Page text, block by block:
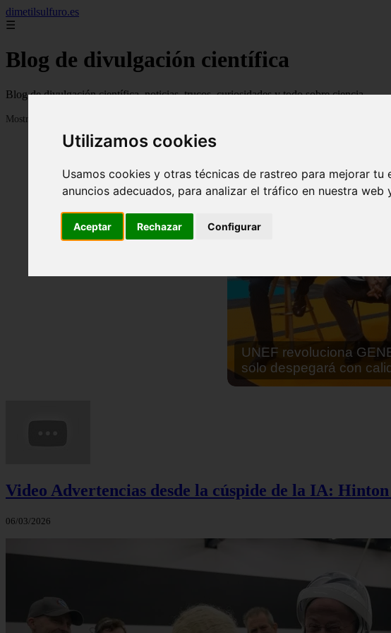
Utilizamos cookies
Usamos cookies y otras técnicas de rastreo para mejorar
anuncios adecuados, para analizar el tráfico en nuestra
Aceptar Rechazar Configurar
dimetilsulfuro.es
☰
Blog de divulgación científica
Blog de divulgación científica, noticias, trucos, curiosidades y todo sobre ciencia
Mostrando 1 - 24 de 907 artículos
En África harán lo que
cocinar sus alimentos
Video Advertencias desde la cúspide de la IA:
06/03/2026